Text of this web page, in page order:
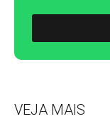
VEJA MAIS